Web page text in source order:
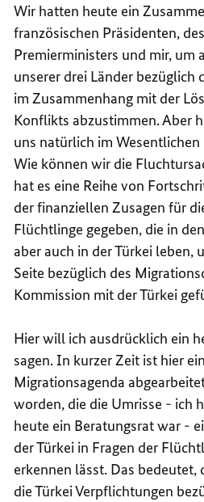
Wir hatten heute ein
französischen Präsidenten,
Premierministers und mir, um
unserer drei Länder bezüglich
im Zusammenhang mit der
Konflikts abzustimmen. Aber
uns natürlich im
Wie können wir die
hat es eine Reihe von
der finanziellen Zusagen für
Flüchtlinge gegeben, die in
aber auch in der Türkei leben,
Seite bezüglich des
Kommission mit der Türkei
Hier will ich ausdrücklich ein
sagen. In kurzer Zeit ist hier
Migrationsagenda
worden, die die Umrisse - ich
heute ein Beratungsrat war -
der Türkei in Fragen der
erkennen lässt. Das bedeutet,
die Türkei Verpflichtungen